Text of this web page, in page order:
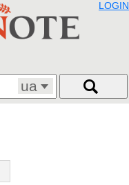
LOGIN
ua